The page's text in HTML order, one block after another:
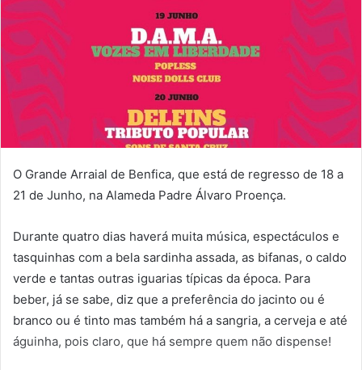
O Grande Arraial de Benfica, que está de regresso de 18 a
21 de Junho, na Alameda Padre Álvaro Proença.
Durante quatro dias haverá muita música, espectáculos e
tasquinhas com a bela sardinha assada, as bifanas, o caldo
verde e tantas outras iguarias típicas da época. Para
beber, já se sabe, diz que a preferência do jacinto ou é
branco ou é tinto mas também há a sangria, a cerveja e até
águinha, pois claro, que há sempre quem não dispense!